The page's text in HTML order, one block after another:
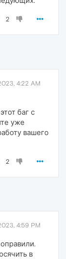
2
4:22 AM
баг с
уже
вашего
2
4:59 PM
в